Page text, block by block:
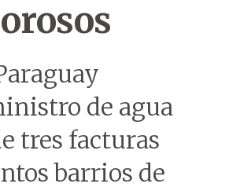
de agua
tres facturas
barrios de